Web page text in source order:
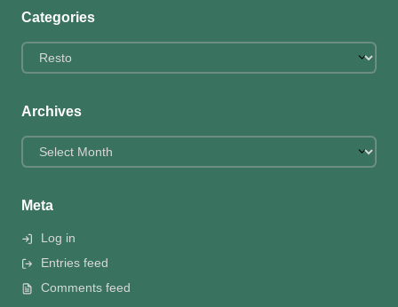
Categories
Categories
Archives
Archives
Meta
Log in
Entries feed
Comments feed